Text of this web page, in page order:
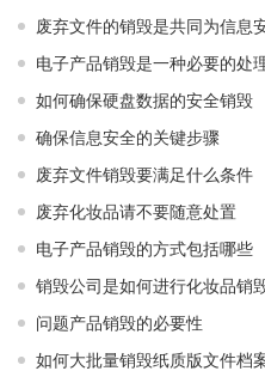
废弃文件的销毁是共同为信息
电子产品销毁是一种必要的处
如何确保硬盘数据的安全销毁
确保信息安全的关键步骤
废弃文件销毁要满足什么条件
废弃化妆品请不要随意处置
电子产品销毁的方式包括哪些
销毁公司是如何进行化妆品销
问题产品销毁的必要性
如何大批量销毁纸质版文件档